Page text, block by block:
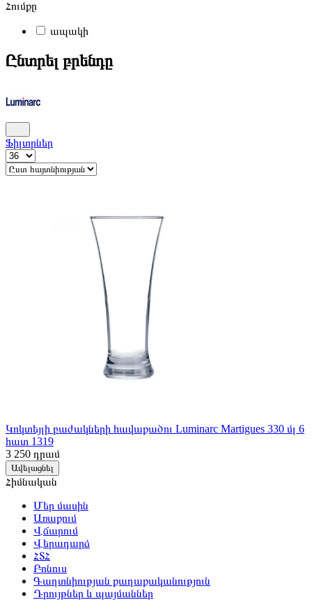
Հումքը
ապակի
Ընտրել բրենդը
Ֆիլտրներ
Կոկտեյլի բաժակների հավաքածու Luminarc Martigues 330 մլ 6
հատ 1319
3 250 դրամ
Ավելացնել
Հիմնական
Մեր մասին
Առաքում
Վճարում
Վերադարձ
ՀՏՀ
Բոնուս
Գաղտնիության քաղաքականություն
Դրույթներ և պայմաններ